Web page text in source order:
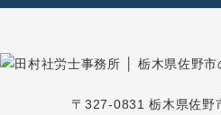
〒327-0831 栃木県佐野